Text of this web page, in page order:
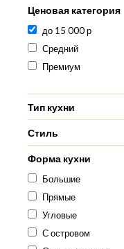
Ценовая категория
до 15 000 р
Средний
Премиум
Тип кухни
Стиль
Форма кухни
Большие
Прямые
Угловые
С островом